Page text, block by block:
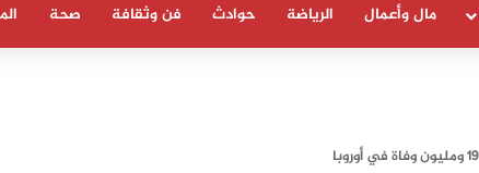
مال وأعمال الرياضة حوادث فن وثقافة صحة